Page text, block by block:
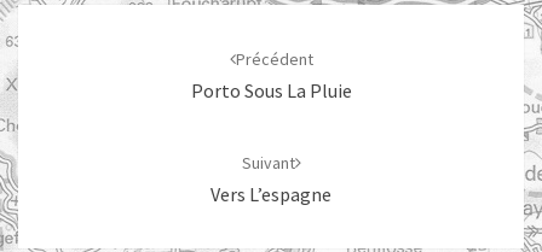
Navigation
d'article
Précédent
Porto Sous La Pluie
Suivant
Vers L’espagne